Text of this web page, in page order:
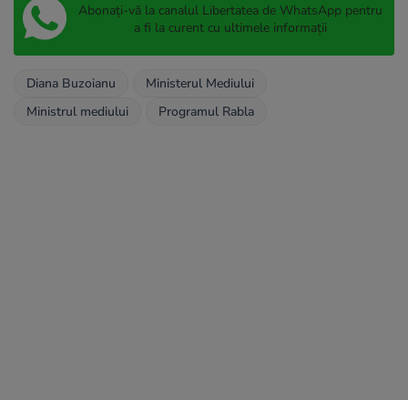
Abonați-vă la canalul Libertatea de WhatsApp pentru
a fi la curent cu ultimele informații
Diana Buzoianu
Ministerul Mediului
Ministrul mediului
Programul Rabla